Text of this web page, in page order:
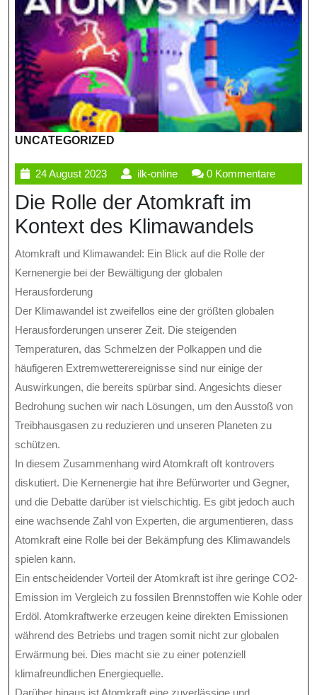
UNCATEGORIZED
24 August 202324
2023
ilk-onlineilk-
0 Kommentare
Die Rolle der Atomkraft im
Kontext des Klimawandels
Atomkraft und Klimawandel: Ein Blick auf die Rolle der
Kernenergie bei der Bewältigung der globalen
Herausforderung
Der Klimawandel ist zweifellos eine der größten globalen
Herausforderungen unserer Zeit. Die steigenden
Temperaturen, das Schmelzen der Polkappen und die
häufigeren Extremwetterereignisse sind nur einige der
Auswirkungen, die bereits spürbar sind. Angesichts dieser
Bedrohung suchen wir nach Lösungen, um den Ausstoß von
Treibhausgasen zu reduzieren und unseren Planeten zu
schützen.
In diesem Zusammenhang wird Atomkraft oft kontrovers
diskutiert. Die Kernenergie hat ihre Befürworter und Gegner,
und die Debatte darüber ist vielschichtig. Es gibt jedoch auch
eine wachsende Zahl von Experten, die argumentieren, dass
Atomkraft eine Rolle bei der Bekämpfung des Klimawandels
spielen kann.
Ein entscheidender Vorteil der Atomkraft ist ihre geringe CO2-
Emission im Vergleich zu fossilen Brennstoffen wie Kohle oder
Erdöl. Atomkraftwerke erzeugen keine direkten Emissionen
während des Betriebs und tragen somit nicht zur globalen
Erwärmung bei. Dies macht sie zu einer potenziell
klimafreundlichen Energiequelle.